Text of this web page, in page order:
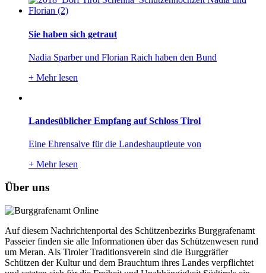
Sie haben sich getraut
Nadia Sparber und Florian Raich haben den Bund
+ Mehr lesen
Landesüblicher Empfang auf Schloss Tirol
Eine Ehrensalve für die Landeshauptleute von
+ Mehr lesen
Über uns
Auf diesem Nachrichtenportal des Schützenbezirks Burggrafenamt
Passeier finden sie alle Informationen über das Schützenwesen rund
um Meran. Als Tiroler Traditionsverein sind die Burggräfler
Schützen der Kultur und dem Brauchtum ihres Landes verpflichtet